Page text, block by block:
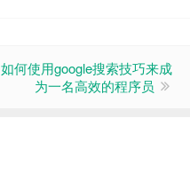
如何使用google搜索技巧来成
为一名高效的程序员